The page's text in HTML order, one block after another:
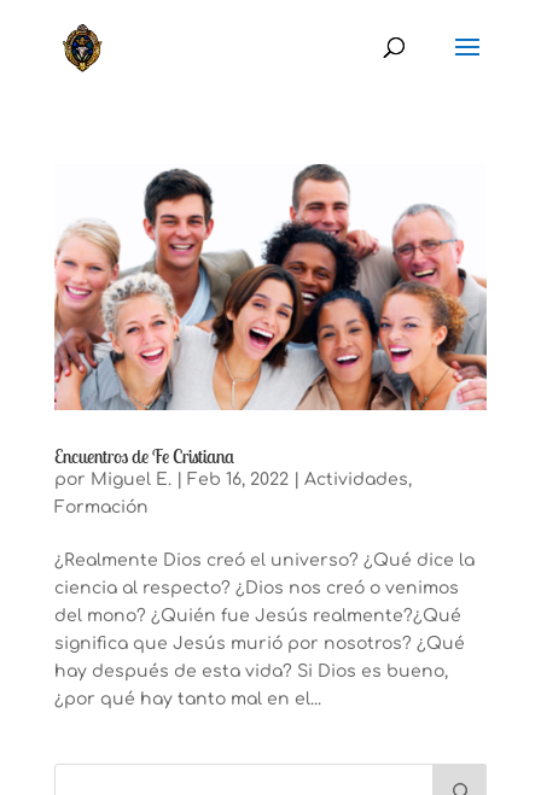
Encuentros de Fe Cristiana
por Miguel E. Feb 16, 2022| Actividades,
Formación
¿Realmente Dios creó el universo? ¿Qué dice la
ciencia al respecto? ¿Dios nos creó o venimos
del mono? ¿Quién fue Jesús realmente?¿Qué
significa que Jesús murió por nosotros? ¿Qué
hay después de esta vida? Si Dios es bueno,
¿por qué hay tanto mal en el...